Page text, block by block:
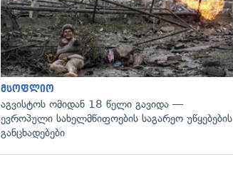
მსოფლიო
აგვისტოს ომიდან 18 წელი გავიდა —
ევროპული სახელმწიფოების საგარეო უწყებების
განცხადებები